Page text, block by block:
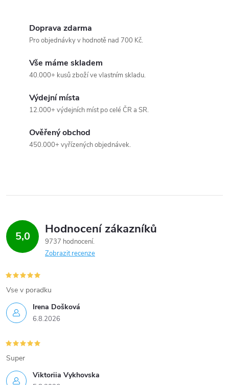
Doprava zdarma
Pro objednávky v hodnotě nad 700 Kč.
Vše máme skladem
40.000+ kusů zboží ve vlastním skladu.
Výdejní místa
12.000+ výdejních míst po celé ČR a SR.
Ověřený obchod
450.000+ vyřízených objednávek.
5,0 Hodnocení zákazníků
9737 hodnocení
Zobrazit recenze
Irena Došková
6.8.2026
Vse v poradku
Viktoriia Vykhovska
Super